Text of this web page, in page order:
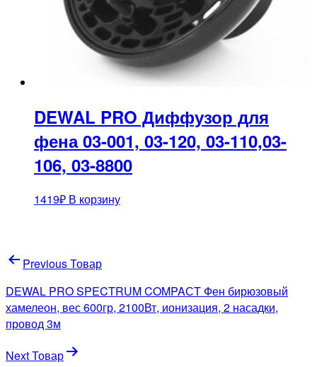
DEWAL PRO Диффузор для
фена 03-001, 03-120, 03-110,03-
106, 03-8800
1419₽ В корзину
Навигация
по
записям
Previous Товар
DEWAL PRO SPECTRUM COMPAСT Фен бирюзовый
хамелеон, вес 600гр, 2100Вт, ионизация, 2 насадки,
провод 3м
Next Товар